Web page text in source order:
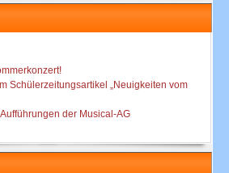
Schülerzeitungsartikel „Neuigkeiten vom
der Musical-AG